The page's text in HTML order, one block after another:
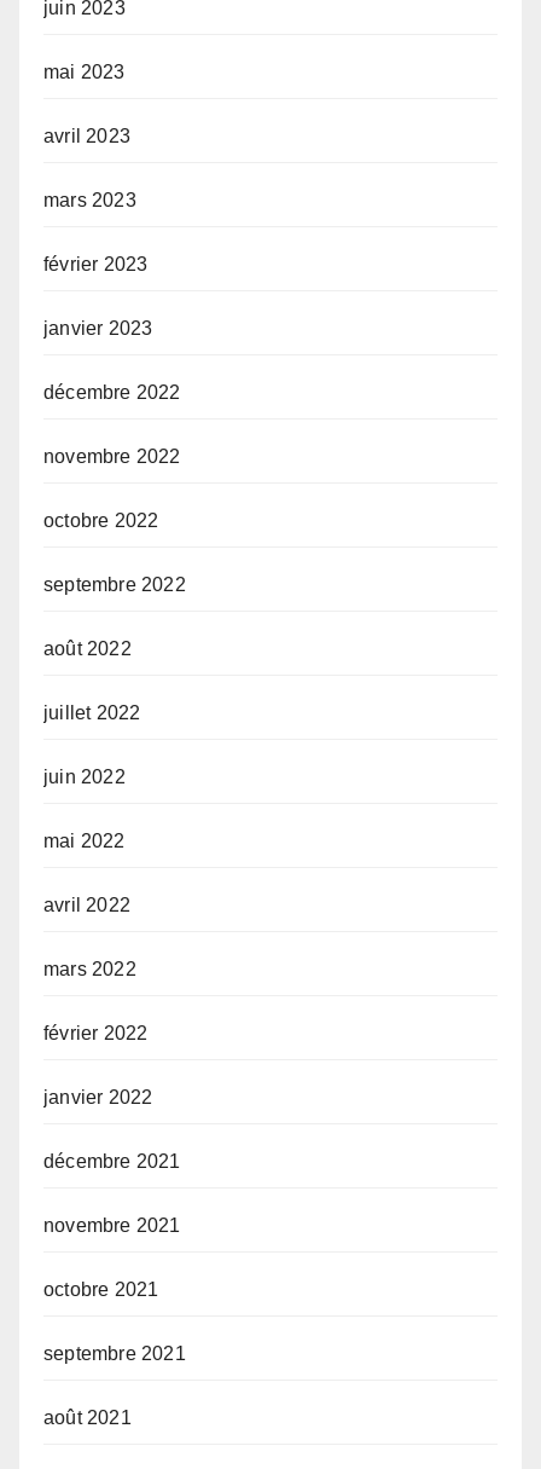
juin 2023
mai 2023
avril 2023
mars 2023
février 2023
janvier 2023
décembre 2022
novembre 2022
octobre 2022
septembre 2022
août 2022
juillet 2022
juin 2022
mai 2022
avril 2022
mars 2022
février 2022
janvier 2022
décembre 2021
novembre 2021
octobre 2021
septembre 2021
août 2021